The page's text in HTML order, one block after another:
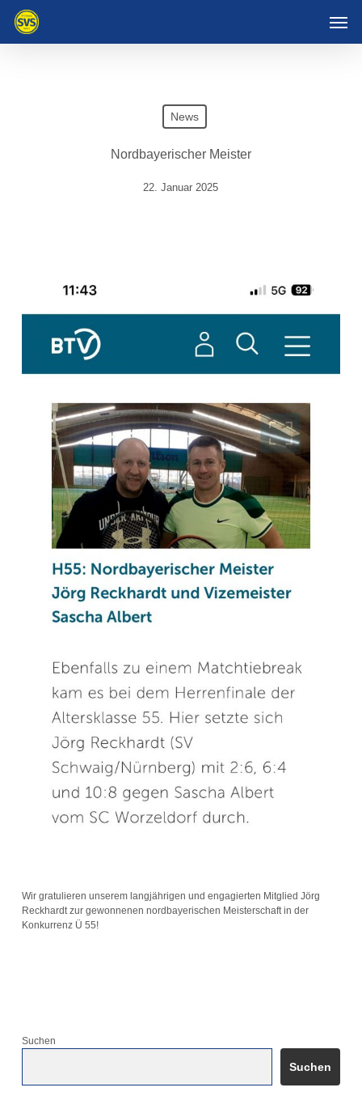
main
News
Nordbayerischer Meister
22. Januar 2025
Wir gratulieren unserem langjährigen und engagierten Mitglied Jörg
Reckhardt zur gewonnenen nordbayerischen Meisterschaft in der
Konkurrenz Ü 55!
Suchen
Suchen